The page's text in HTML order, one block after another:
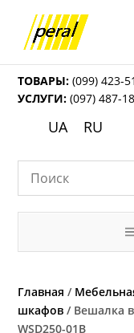
ТОВАРЫ: (099) 423-
УСЛУГИ: (097) 487-
UA RU
Главная /
шкафов / Вешалка
WSD250-01B